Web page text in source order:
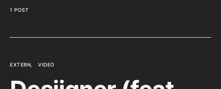
1 POST
EXTERN VIDEO